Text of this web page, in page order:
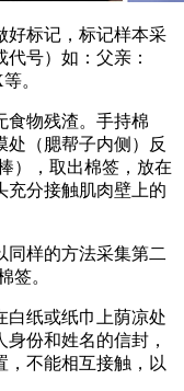
好标记，标记样本采
号）如：父亲：
。
食物残渣。手持棉
处（腮帮子内侧）反
），取出棉签，放在
充分接触肌肉壁上的
同样的方法采集第二
签。
白纸或纸巾上荫凉处
份和姓名的信封，
，不能相互接触，以